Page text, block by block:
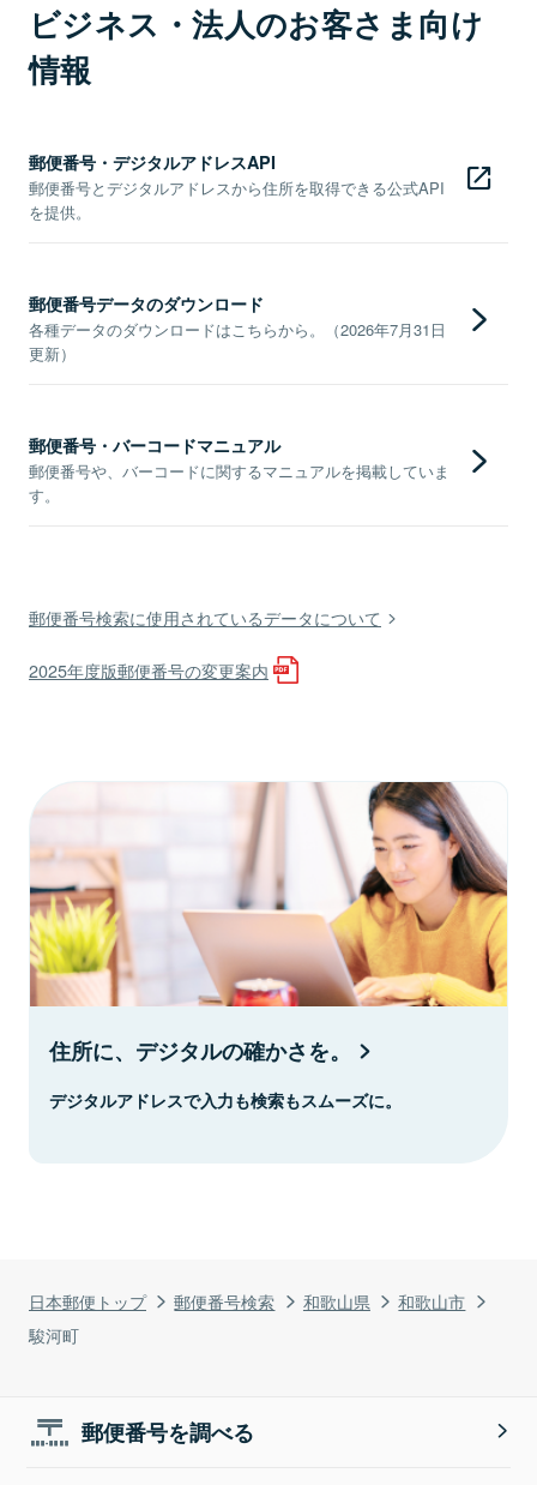
日本郵便トップ 郵便番号検索 和歌山県
和歌山市
駿河町
ビジネス・法人のお客さま向け
情報
郵便番号・デジタルアドレスAPI
郵便番号とデジタルアドレスから住所を取得できる公式API
を提供。
郵便番号データのダウンロード
各種データのダウンロードはこちらから。（2026年7月31日
更新）
郵便番号・バーコードマニュアル
郵便番号や、バーコードに関するマニュアルを掲載していま
す。
郵便番号検索に使用されているデータについて
2025年度版郵便番号の変更案内
住所に、デジタルの確かさを。
デジタルアドレスで入力も検索もスムーズに。
郵便番号を調べる